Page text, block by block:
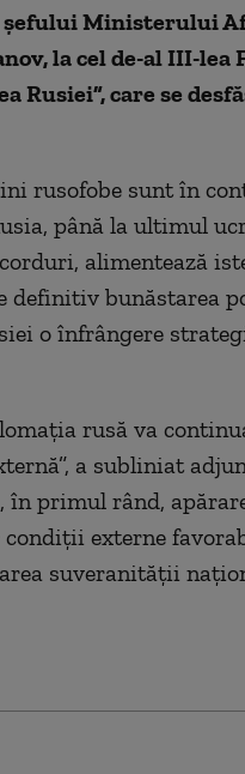
șefului Ministerului
la cel de-al III-lea
Rusiei”, care se
rusofobe sunt în
până la ultimul
alimentează
definitiv bunăstarea
o înfrângere
rusă va
a subliniat
în primul rând,
externe
suveranității